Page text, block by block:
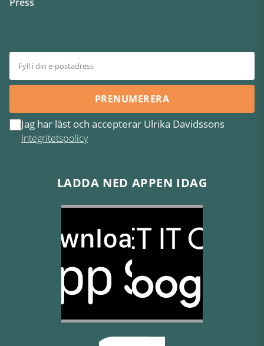
PRENUMERERA
Jag har läst och accepterar Ulrika Davidssons
Integritetspolicy
LADDA NED APPEN IDAG